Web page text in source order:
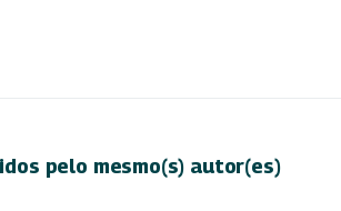
pelo mesmo(s) autor(es)